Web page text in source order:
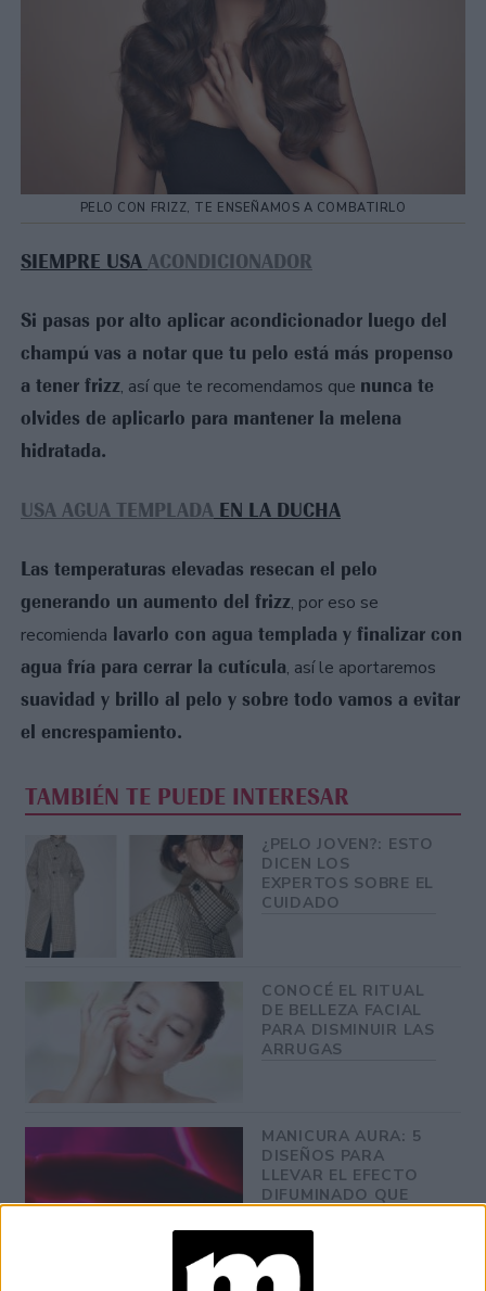
PELO CON FRIZZ, TE ENSEÑAMOS A COMBATIRLO
SIEMPRE USA ACONDICIONADOR
Si pasas por alto aplicar acondicionador luego del
champú vas a notar que tu pelo está más propenso
a tener frizz, así que te recomendamos que nunca te
olvides de aplicarlo para mantener la melena
hidratada.
USA AGUA TEMPLADA EN LA DUCHA
Las temperaturas elevadas resecan el pelo
generando un aumento del frizz, por eso se
recomienda lavarlo con agua templada y finalizar con
agua fría para cerrar la cutícula, así le aportaremos
suavidad y brillo al pelo y sobre todo vamos a evitar
el encrespamiento.
TAMBIÉN TE PUEDE INTERESAR
¿PELO JOVEN?: ESTO
DICEN LOS
EXPERTOS SOBRE EL
CUIDADO
CONOCÉ EL RITUAL
DE BELLEZA FACIAL
PARA DISMINUIR LAS
ARRUGAS
MANICURA AURA: 5
DISEÑOS PARA
LLEVAR EL EFECTO
DIFUMINADO QUE
PRIMAVERA 2026